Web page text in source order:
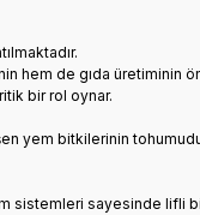
hem de gıda
bir rol oynar.
yem bitkilerinin
sistemleri sayesinde lifli